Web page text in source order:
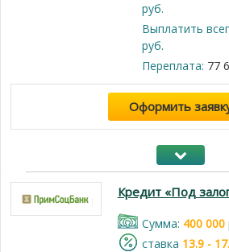
руб.
Выплатить
руб.
Переплата: 77
Оформить
Кредит «Под
Cумма: 400 000
cтавка 13.9 -